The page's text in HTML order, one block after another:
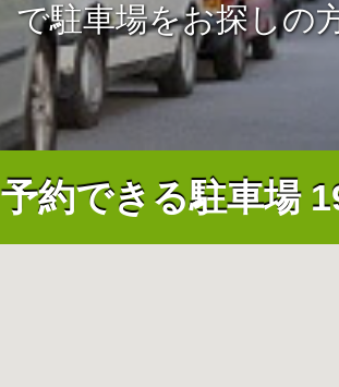
で駐車場をお探しの
予約できる駐車場